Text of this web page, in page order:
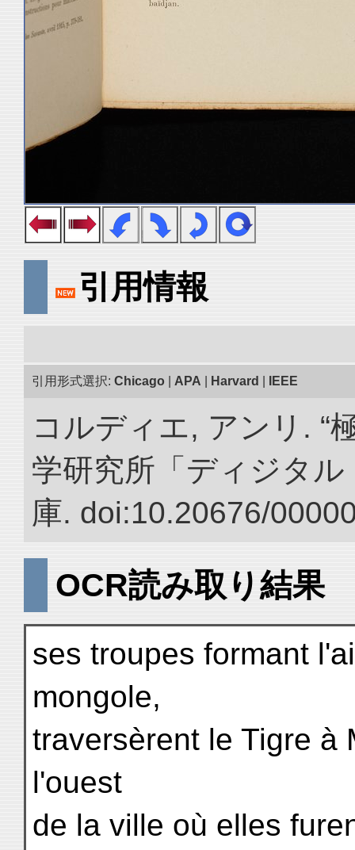
引用情報
引用形式選択: Chicago APA Harvard IEEE
コルディエ, アンリ. “
学研究所「ディジタ
庫. doi:10.20676/
OCR読み取り結果
ses troupes formant
mongole,
traversèrent le Tigre à
l'ouest
de la ville où elles